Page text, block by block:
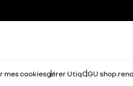
mes cookiesgérer UtiqCGU